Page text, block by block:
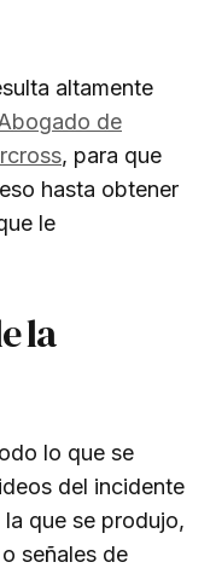
altamente
de
, para que
hasta obtener
le
la
lo que se
del incidente
que se produjo,
señales de